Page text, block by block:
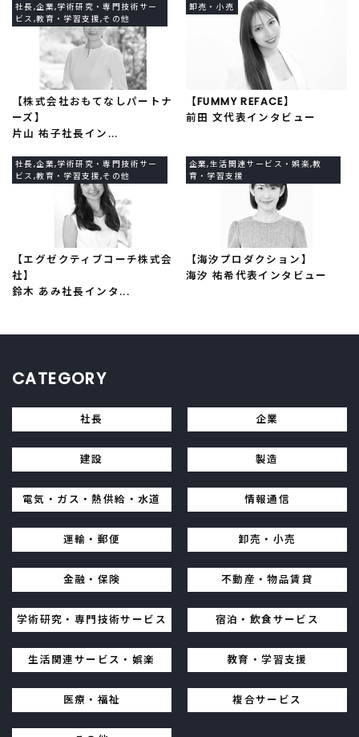
社長,企業,学術研究・専門技術サー
ビス,教育・学習支援,その他
【株式会社おもてなしパートナ
ーズ】
片山 祐子社長イン...
卸売・小売
【FUMMY REFACE】
前田 文代表インタビュー
社長,企業,学術研究・専門技術サー
ビス,教育・学習支援,その他
【エグゼクティブコーチ株式会
社】
鈴木 あみ社長インタ...
企業,生活関連サービス・娯楽,教
育・学習支援
【海汐プロダクション】
海汐 祐希代表インタビュー
CATEGORY
社長 企業
建設 製造
電気・ガス・熱供給・水道 情報通信
運輸・郵便 卸売・小売
金融・保険 不動産・物品賃貸
学術研究・専門技術サービス 宿泊・飲食サービス
生活関連サービス・娯楽 教育・学習支援
医療・福祉 複合サービス